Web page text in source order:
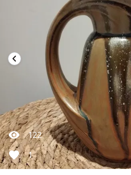
122
1